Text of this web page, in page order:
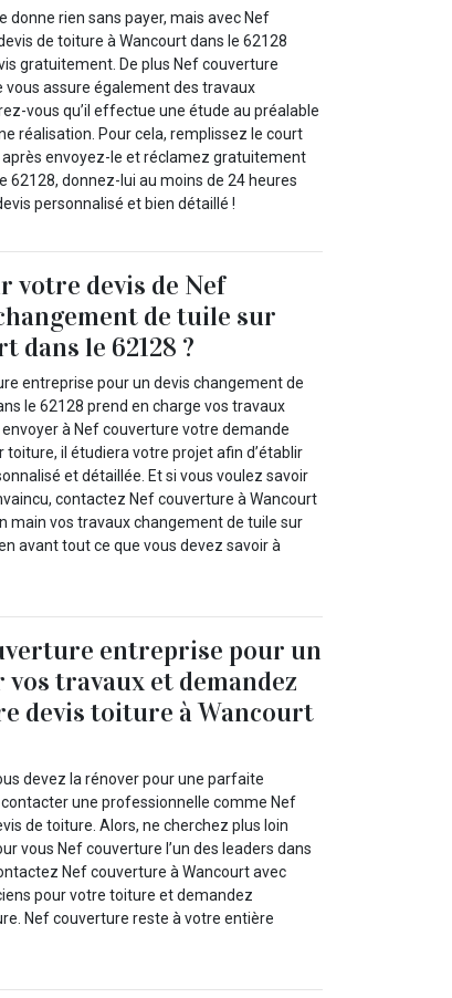
donne rien sans payer, mais avec Nef
de toiture à Wancourt dans le 62128
gratuitement. De plus Nef couverture
vous assure également des travaux
vous qu’il effectue une étude au préalable
réalisation. Pour cela, remplissez le court
envoyez-le et réclamez gratuitement
62128, donnez-lui au moins de 24 heures
personnalisé et bien détaillé !
votre devis de Nef
de tuile sur
dans le 62128 ?
entreprise pour un devis changement de
le 62128 prend en charge vos travaux
à Nef couverture votre demande
il étudiera votre projet afin d’établir
et détaillée. Et si vous voulez savoir
contactez Nef couverture à Wancourt
main vos travaux changement de tuile sur
avant tout ce que vous devez savoir à
entreprise pour un
travaux et demandez
devis toiture à Wancourt
devez la rénover pour une parfaite
contacter une professionnelle comme Nef
de toiture. Alors, ne cherchez plus loin
vous Nef couverture l’un des leaders dans
Nef couverture à Wancourt avec
pour votre toiture et demandez
Nef couverture reste à votre entière